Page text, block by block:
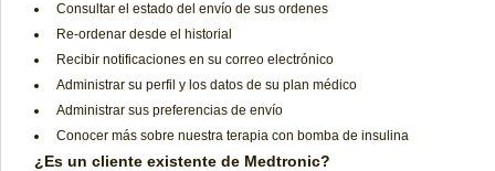
Preguntas Frecuentes
Contáctenos
Política de Cambios y Devoluciones
Consultar el estado del envío de sus ordenes
Re-ordenar desde el historial
Recibir notificaciones en su correo electrónico
Administrar su perfil y los datos de su plan médico
Administrar sus preferencias de envío
Conocer más sobre nuestra terapia con bomba de insulina
¿Es un cliente existente de Medtronic?